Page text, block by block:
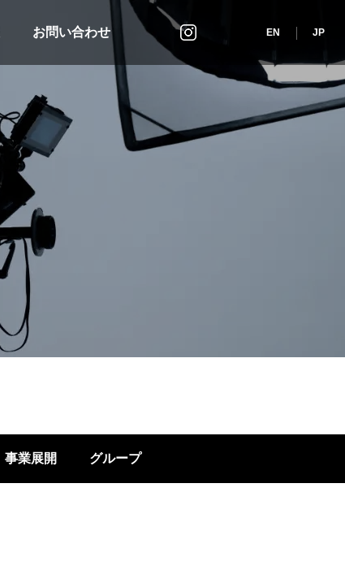
お問い合わせ インスタグラム EN JP
事業展開 グループ